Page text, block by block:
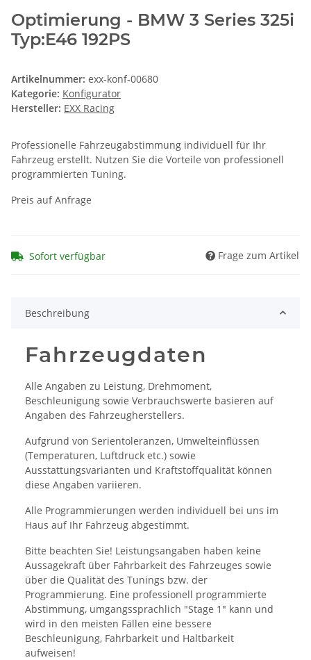
Optimierung - BMW 3 Series 325i
Typ:E46 192PS
Artikelnummer: exx-konf-00680
Kategorie: Konfigurator
Hersteller: EXX Racing
Professionelle Fahrzeugabstimmung individuell für Ihr
Fahrzeug erstellt. Nutzen Sie die Vorteile von professionell
programmierten Tuning.
Preis auf Anfrage
Sofort verfügbar Frage zum Artikel
Beschreibung
Fahrzeugdaten
Alle Angaben zu Leistung, Drehmoment,
Beschleunigung sowie Verbrauchswerte basieren auf
Angaben des Fahrzeugherstellers.
Aufgrund von Serientoleranzen, Umwelteinflüssen
(Temperaturen, Luftdruck etc.) sowie
Ausstattungsvarianten und Kraftstoffqualität können
diese Angaben variieren.
Alle Programmierungen werden individuell bei uns im
Haus auf Ihr Fahrzeug abgestimmt.
Bitte beachten Sie! Leistungsangaben haben keine
Aussagekraft über Fahrbarkeit des Fahrzeuges sowie
über die Qualität des Tunings bzw. der
Programmierung. Eine professionell programmierte
Abstimmung, umgangssprachlich "Stage 1" kann und
wird in den meisten Fällen eine bessere
Beschleunigung, Fahrbarkeit und Haltbarkeit
aufweisen!